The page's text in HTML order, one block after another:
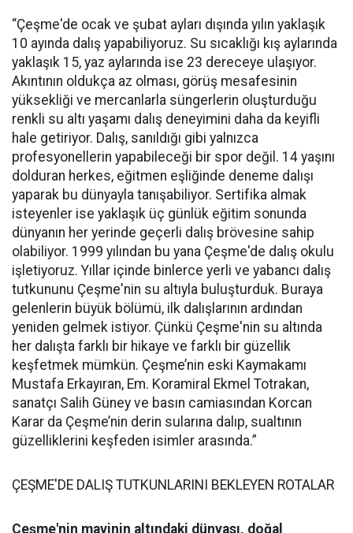
“Çeşme'de ocak ve şubat ayları dışında yılın yaklaşık
10 ayında dalış yapabiliyoruz. Su sıcaklığı kış aylarında
yaklaşık 15, yaz aylarında ise 23 dereceye ulaşıyor.
Akıntının oldukça az olması, görüş mesafesinin
yüksekliği ve mercanlarla süngerlerin oluşturduğu
renkli su altı yaşamı dalış deneyimini daha da keyifli
hale getiriyor. Dalış, sanıldığı gibi yalnızca
profesyonellerin yapabileceği bir spor değil. 14 yaşını
dolduran herkes, eğitmen eşliğinde deneme dalışı
yaparak bu dünyayla tanışabiliyor. Sertifika almak
isteyenler ise yaklaşık üç günlük eğitim sonunda
dünyanın her yerinde geçerli dalış brövesine sahip
olabiliyor. 1999 yılından bu yana Çeşme'de dalış okulu
işletiyoruz. Yıllar içinde binlerce yerli ve yabancı dalış
tutkununu Çeşme'nin su altıyla buluşturduk. Buraya
gelenlerin büyük bölümü, ilk dalışlarının ardından
yeniden gelmek istiyor. Çünkü Çeşme'nin su altında
her dalışta farklı bir hikaye ve farklı bir güzellik
keşfetmek mümkün. Çeşme’nin eski Kaymakamı
Mustafa Erkayıran, Em. Koramiral Ekmel Totrakan,
sanatçı Salih Güney ve basın camiasından Korcan
Karar da Çeşme’nin derin sularına dalıp, sualtının
güzelliklerini keşfeden isimler arasında.”
ÇEŞME'DE DALIŞ TUTKUNLARINI BEKLEYEN ROTALAR
Çeşme'nin mavinin altındaki dünyası, doğal